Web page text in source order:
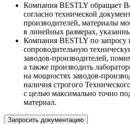
Компания BESTLY обращает
согласно технической
производителей, материалы
в линейных размерах,
Компания BESTLY по запросу
сопроводительную
заводов-производителей,
а также производить
на мощностях заводов-
наличия строгого
с целью максимально точно
материал.
Запросить документацию